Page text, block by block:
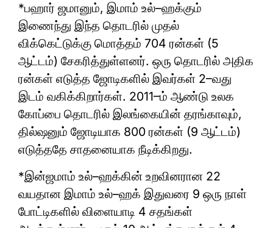
*பஹார் ஜமானும், இமாம் உல்–ஹக்கும்
இணைந்து இந்த தொடரில் முதல்
விக்கெட்டுக்கு மொத்தம் 704 ரன்கள் (5
ஆட்டம்) சேகரித்துள்ளனர். ஒரு தொடரில் அதிக
ரன்கள் எடுத்த ஜோடிகளில் இவர்கள் 2–வது
இடம் வகிக்கிறார்கள். 2011–ம் ஆண்டு உலக
கோப்பை தொடரில் இலங்கையின் தரங்காவும்,
தில்‌ஷனும் ஜோடியாக 800 ரன்கள் (9 ஆட்டம்)
எடுத்ததே சாதனையாக நீடிக்கிறது.
*இன்ஜமாம் உல்–ஹக்கின் உறவினரான 22
வயதான இமாம் உல்–ஹக் இதுவரை 9 ஒரு நாள்
போட்டிகளில் விளையாடி 4 சதங்கள்